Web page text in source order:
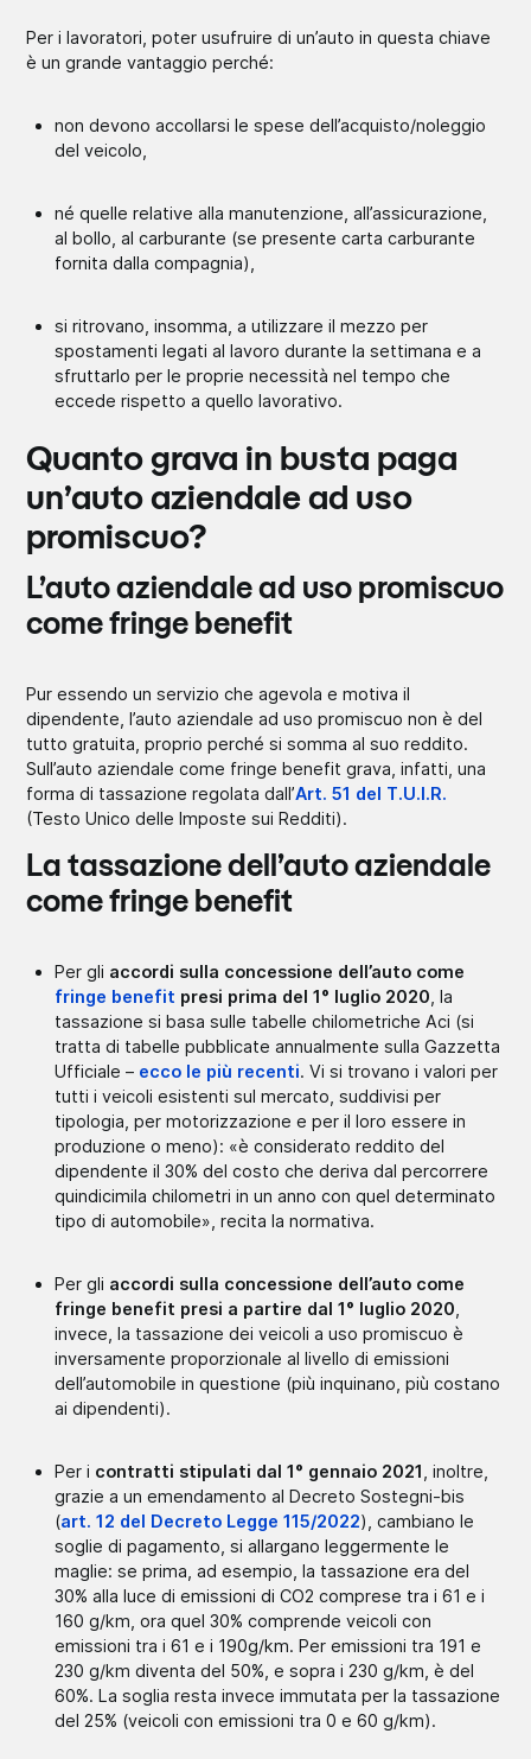
Per i lavoratori, poter usufruire di un’auto in questa chiave
è un grande vantaggio perché:
non devono accollarsi le spese dell’acquisto/noleggio
del veicolo,
né quelle relative alla manutenzione, all’assicurazione,
al bollo, al carburante (se presente carta carburante
fornita dalla compagnia),
si ritrovano, insomma, a utilizzare il mezzo per
spostamenti legati al lavoro durante la settimana e a
sfruttarlo per le proprie necessità nel tempo che
eccede rispetto a quello lavorativo.
Quanto grava in busta paga
un’auto aziendale ad uso
promiscuo?
L’auto aziendale ad uso promiscuo
come fringe benefit
Pur essendo un servizio che agevola e motiva il
dipendente, l’auto aziendale ad uso promiscuo non è del
tutto gratuita, proprio perché si somma al suo reddito.
Sull’auto aziendale come fringe benefit grava, infatti, una
forma di tassazione regolata dall’Art. 51 del T.U.I.R.
(Testo Unico delle Imposte sui Redditi).
La tassazione dell’auto aziendale
come fringe benefit
Per gli accordi sulla concessione dell’auto come
fringe benefit presi prima del 1° luglio 2020 , la
tassazione si basa sulle tabelle chilometriche Aci (si
tratta di tabelle pubblicate annualmente sulla Gazzetta
Ufficiale – ecco le più recenti. Vi si trovano i valori per
tutti i veicoli esistenti sul mercato, suddivisi per
tipologia, per motorizzazione e per il loro essere in
produzione o meno): «è considerato reddito del
dipendente il 30% del costo che deriva dal percorrere
quindicimila chilometri in un anno con quel determinato
tipo di automobile», recita la normativa.
Per gli accordi sulla concessione dell’auto come
fringe benefit presi a partire dal 1° luglio 2020
invece, la tassazione dei veicoli a uso promiscuo è
inversamente proporzionale al livello di emissioni
dell’automobile in questione (più inquinano, più costano
ai dipendenti).
Per i contratti stipulati dal 1° gennaio 2021 , inoltre,
grazie a un emendamento al Decreto Sostegni-bis
(art. 12 del Decreto Legge 115/2022), cambiano le
soglie di pagamento, si allargano leggermente le
maglie: se prima, ad esempio, la tassazione era del
30% alla luce di emissioni di CO2 comprese tra i 61 e i
160 g/km, ora quel 30% comprende veicoli con
emissioni tra i 61 e i 190g/km. Per emissioni tra 191 e
230 g/km diventa del 50%, e sopra i 230 g/km, è del
60%. La soglia resta invece immutata per la tassazione
del 25% (veicoli con emissioni tra 0 e 60 g/km).